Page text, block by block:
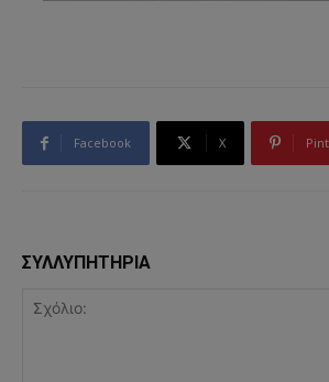
Facebook X
ΣΥΛΛΥΠΗΤΗΡΙΑ